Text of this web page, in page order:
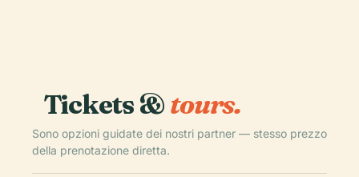
Tickets &tours.
Sono opzioni guidate dei nostri partner — stesso prezzo
della prenotazione diretta.